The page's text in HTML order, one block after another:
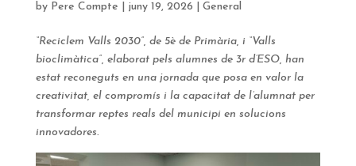
by Pere Compte juny 19, 2026 General
“Reciclem Valls 2030”, de 5è de Primària, i “Valls
bioclimàtica”, elaborat pels alumnes de 3r d’ESO, han
estat reconeguts en una jornada que posa en valor la
creativitat, el compromís i la capacitat de l’alumnat per
transformar reptes reals del municipi en solucions
innovadores.